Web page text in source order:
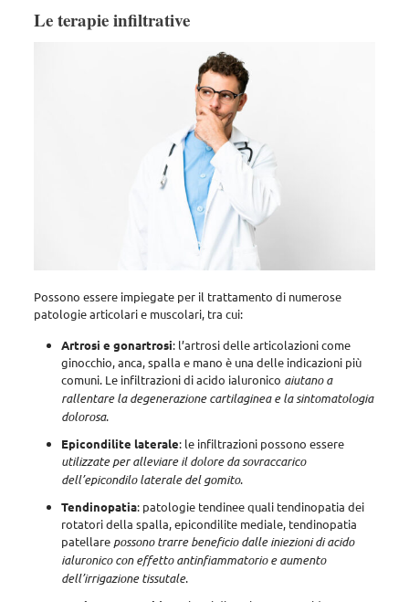
Le terapie infiltrative
Possono essere impiegate per il trattamento di numerose
patologie articolari e muscolari, tra cui:
Artrosi e gonartrosi: l’artrosi delle articolazioni come
ginocchio, anca, spalla e mano è una delle indicazioni più
comuni. Le infiltrazioni di acido ialuronico aiutano a
rallentare la degenerazione cartilaginea e la sintomatologia
dolorosa.
Epicondilite laterale: le infiltrazioni possono essere
utilizzate per alleviare il dolore da sovraccarico
dell’epicondilo laterale del gomito.
Tendinopatia: patologie tendinee quali tendinopatia dei
rotatori della spalla, epicondilite mediale, tendinopatia
patellare possono trarre beneficio dalle iniezioni di acido
ialuronico con effetto antinfiammatorio e aumento
dell’irrigazione tissutale.